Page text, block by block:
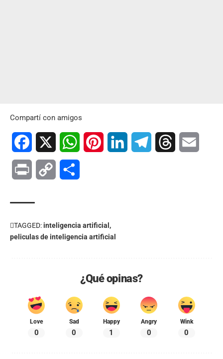
Compartí con amigos
Facebook WhatsAppPinterest LinkedIn TelegramThreads
Print Copy
TAGGED:inteligencia artificial
peliculas de inteligencia artificial
¿Qué opinas?
Love
0
Sad
0
Happy
1
Angry
0
Wink
0